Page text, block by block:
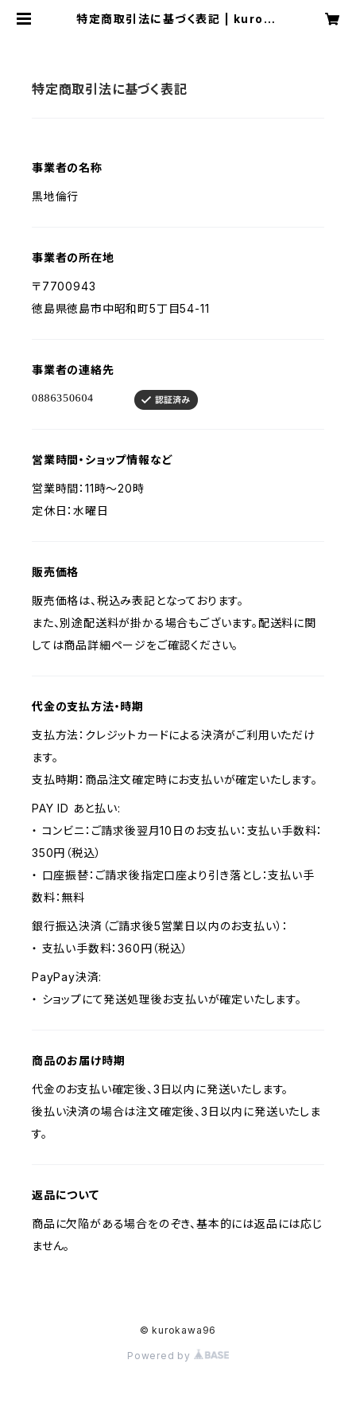
特定商取引法に基づく表記 | kuroka
特定商取引法に基づく表記
事業者の名称
黒地倫行
事業者の所在地
〒7700943
徳島県徳島市中昭和町5丁目54-11
事業者の連絡先
営業時間・ショップ情報など
営業時間：11時～20時
定休日：水曜日
販売価格
販売価格は、税込み表記となっております。
また、別途配送料が掛かる場合もございます。配送料に関
しては商品詳細ページをご確認ください。
代金の支払方法・時期
支払方法：クレジットカードによる決済がご利用いただけ
ます。
支払時期：商品注文確定時にお支払いが確定いたします。
PAY ID あと払い:
・ コンビニ：ご請求後翌月10日のお支払い：支払い手数料：
350円（税込）
・ 口座振替：ご請求後指定口座より引き落とし：支払い手
数料：無料
銀行振込決済（ご請求後5営業日以内のお支払い）：
・ 支払い手数料：360円（税込）
PayPay決済:
・ ショップにて発送処理後お支払いが確定いたします。
商品のお届け時期
代金のお支払い確定後、3日以内に発送いたします。
後払い決済の場合は注文確定後、3日以内に発送いたしま
す。
返品について
商品に欠陥がある場合をのぞき、基本的には返品には応じ
ません。
© kurokawa96
Powered by